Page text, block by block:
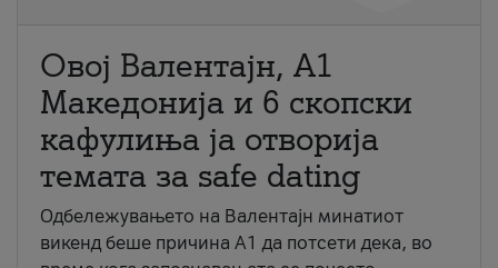
Овој Валентајн, A1
Македонија и 6 скопски
кафулиња ја отворија
темата за safe dating
Одбележувањето на Валентајн минатиот
викенд беше причина А1 да потсети дека, во